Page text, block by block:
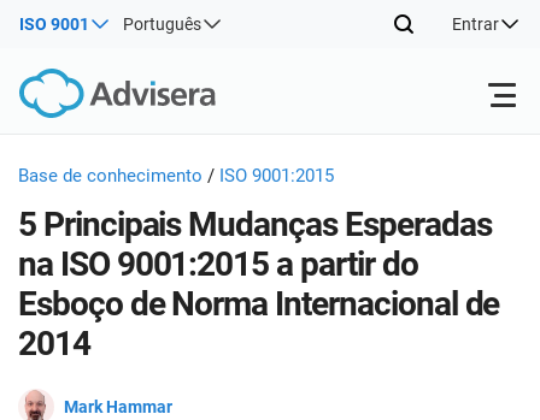
ISO 9001 Português Entrar
Produtos
ISO 27001
NIS2
DORA
Recursos gratuitos
Por tipo
Onde começar
Indústrias
Consultores
Sobre nós
Base de conhecimento / ISO 9001:2015
5 Principais Mudanças Esperadas
na ISO 9001:2015 a partir do
Esboço de Norma Internacional de
2014
Mark Hammar